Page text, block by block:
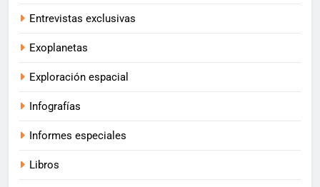
Entrevistas exclusivas
Exoplanetas
Exploración espacial
Infografías
Informes especiales
Libros